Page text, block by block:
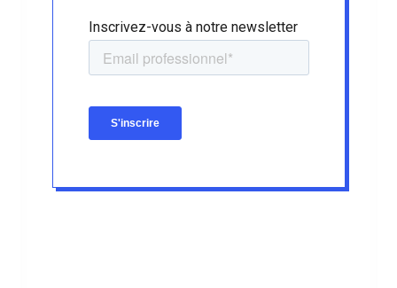
Inscrivez-vous à notre newsletter